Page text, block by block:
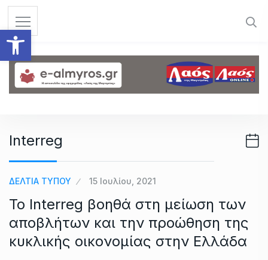
Ανοίξτε τη γραμμή
Interreg
ΔΕΛΤΙΑ ΤΥΠΟΥ 15 Ιουλίου, 2021
Το Interreg βοηθά στη μείωση των
αποβλήτων και την προώθηση της
κυκλικής οικονομίας στην Ελλάδα